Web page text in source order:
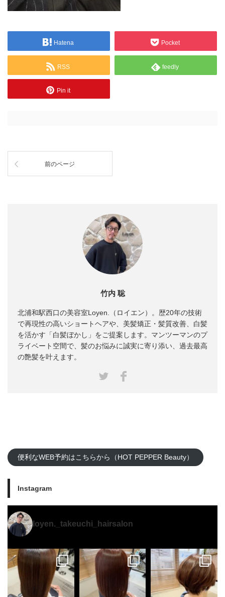
Hatena Pocket
RSS feedly
Pin it
前のページ
竹内 聡
北浦和駅西口の美容室Loyen.（ロイエン）。歴20年の技術
で再現性の高いショートヘアや、美髪矯正・髪質改善、白髪
を活かす「白髪ぼかし」をご提案します。マンツーマンのプ
ライベート空間で、髪のお悩みに誠実に寄り添い、過去最高
の艶髪を叶えます。
便利なWEB予約はこちらから（HOT PEPPER Beauty）
Instagram
loyen._takeuchi_hairsalon